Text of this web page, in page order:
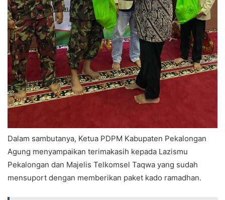
Dalam sambutanya, Ketua PDPM Kabupaten Pekalongan
Agung menyampaikan terimakasih kepada Lazismu
Pekalongan dan Majelis Telkomsel Taqwa yang sudah
mensuport dengan memberikan paket kado ramadhan.